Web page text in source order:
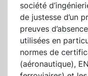
société
de justesse d’un
preuves
utilisées en
normes de
(aéronautique),